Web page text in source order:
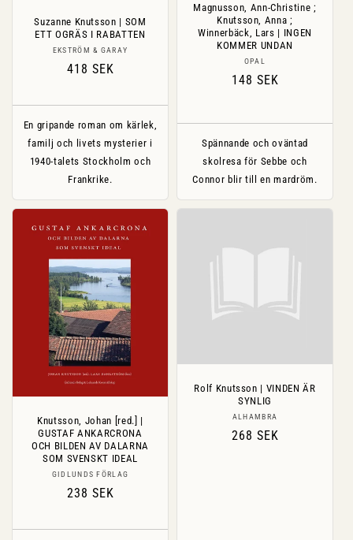
Suzanne Knutsson | SOM
ETT OGRÄS I RABATTEN
Säljare:
EKSTRÖM & GARAY
Ordinarie
418 SEK
En gripande roman om kärlek,
familj och livets mysterier i
1940-talets Stockholm och
Frankrike.
Magnusson, Ann-Christine ;
Knutsson, Anna ;
Winnerbäck, Lars | INGEN
KOMMER UNDAN
Säljare:
OPAL
Ordinarie
148 SEK
Spännande och oväntad
skolresa för Sebbe och
Connor blir till en mardröm.
Knutsson, Johan [red.] |
GUSTAF ANKARCRONA
OCH BILDEN AV DALARNA
SOM SVENSKT IDEAL
Säljare:
GIDLUNDS FÖRLAG
Ordinarie
238 SEK
Rolf Knutsson | VINDEN ÄR
SYNLIG
Säljare:
ALHAMBRA
Ordinarie
268 SEK